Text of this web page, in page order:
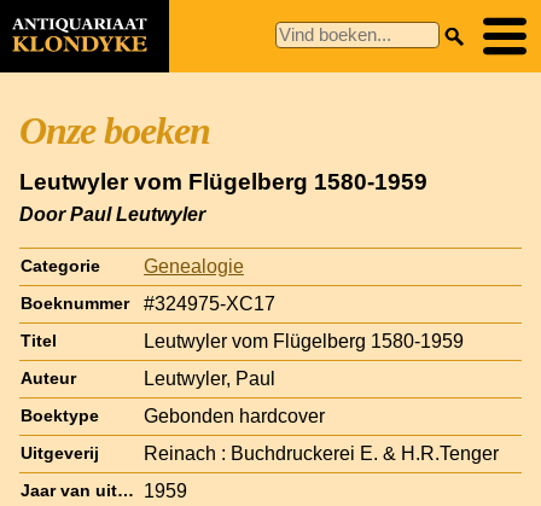
Onze boeken
Leutwyler vom Flügelberg 1580-1959
Door Paul Leutwyler
Categorie Genealogie
Boeknummer #324975-XC17
Titel Leutwyler vom Flügelberg 1580-1959
Auteur Leutwyler, Paul
Boektype Gebonden hardcover
Uitgeverij Reinach : Buchdruckerei E. & H.R.Tenger
Jaar van uitgave 1959